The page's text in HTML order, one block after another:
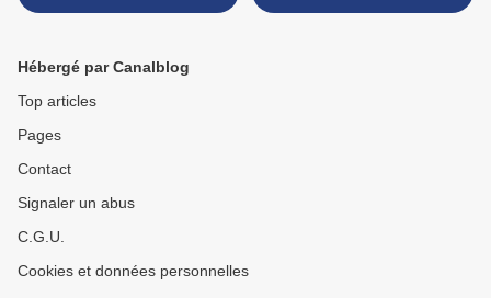
Hébergé par Canalblog
Top articles
Pages
Contact
Signaler un abus
C.G.U.
Cookies et données personnelles